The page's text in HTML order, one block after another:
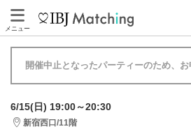
メニュー
開催中止となったパーティーのため、お
6/15(日) 19:00～20:30
新宿西口/11階